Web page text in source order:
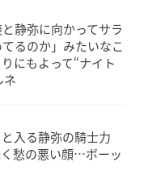
静弥に向かってサラ
るのか」みたいなこ
にもよって“ナイト
ネ
入る静弥の騎士力
愁の悪い顔…ボーッ